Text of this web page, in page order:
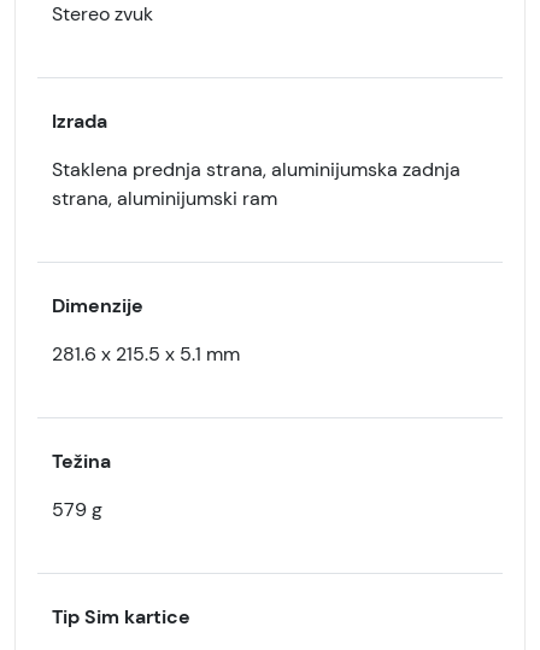
Stereo zvuk
Izrada
Staklena prednja strana, aluminijumska zadnja
strana, aluminijumski ram
Dimenzije
281.6 x 215.5 x 5.1 mm
Težina
579 g
Tip Sim kartice